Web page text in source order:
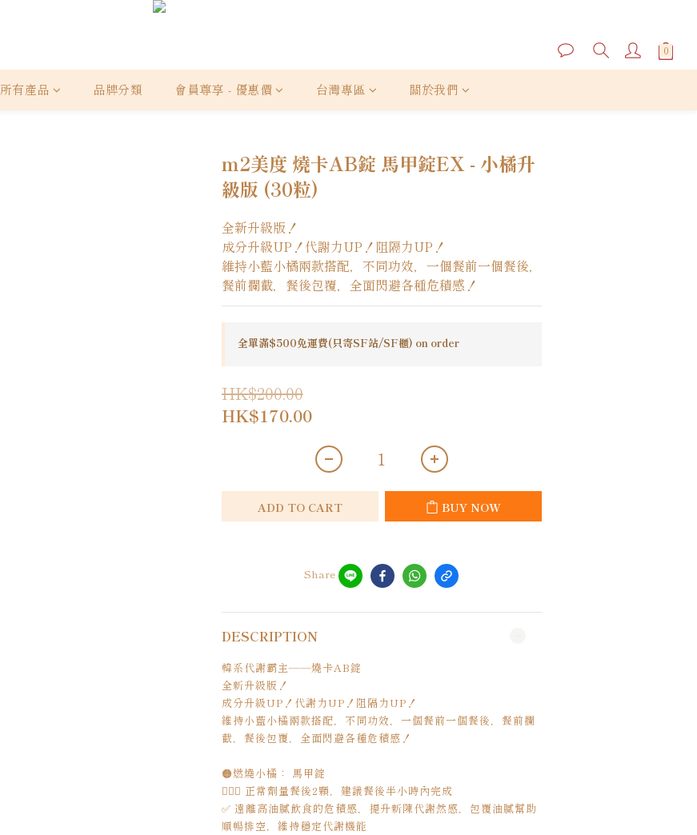
所有產品 品牌分類 會員尊享 - 優惠價 台灣專區 關於我們
m2美度 燒卡AB錠 馬甲錠EX - 小橘升
級版 (30粒)
全新升級版！
成分升級UP！代謝力UP！阻隔力UP！
維持小藍小橘兩款搭配，不同功效，一個餐前一個餐後，
餐前攔截，餐後包覆，全面閃避各種危積感！
全單滿$500免運費(只寄SF站/SF櫃) on order
HK$200.00
HK$170.00
ADD TO CART BUY NOW
Share
DESCRIPTION
韓系代謝霸主——燒卡AB錠
全新升級版！
成分升級UP！代謝力UP！阻隔力UP！
維持小藍小橘兩款搭配，不同功效，一個餐前一個餐後，餐前攔
截，餐後包覆，全面閃避各種危積感！
🟠燃燒小橘： 馬甲錠
💁🏻‍♀️ 正常劑量餐後2顆，建議餐後半小時內完成
✅ 遠離高油膩飲食的危積感，提升新陳代謝然感，包覆油膩幫助
順暢排空，維持穩定代謝機能